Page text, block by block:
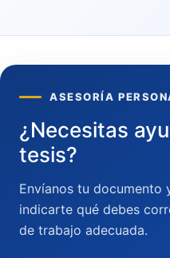
ASESORÍA
¿Necesitas
tesis?
Envíanos tu documento
indicarte qué debes
de trabajo adecuada.